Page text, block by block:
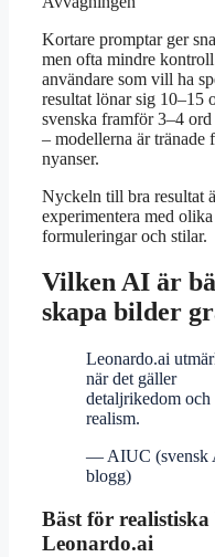
Kortare promptar ger
men ofta mindre
användare som vill ha
resultat lönar sig 10–15
svenska framför 3–4 ord
– modellerna är tränade
nyanser.
Nyckeln till bra resultat
experimentera med olika
formuleringar och stilar.
Vilken AI är
skapa bilder
Leonardo.ai
när det gäller
detaljrikedom och
realism.
— AIUC (svensk
blogg)
Bäst för
Leonardo.ai